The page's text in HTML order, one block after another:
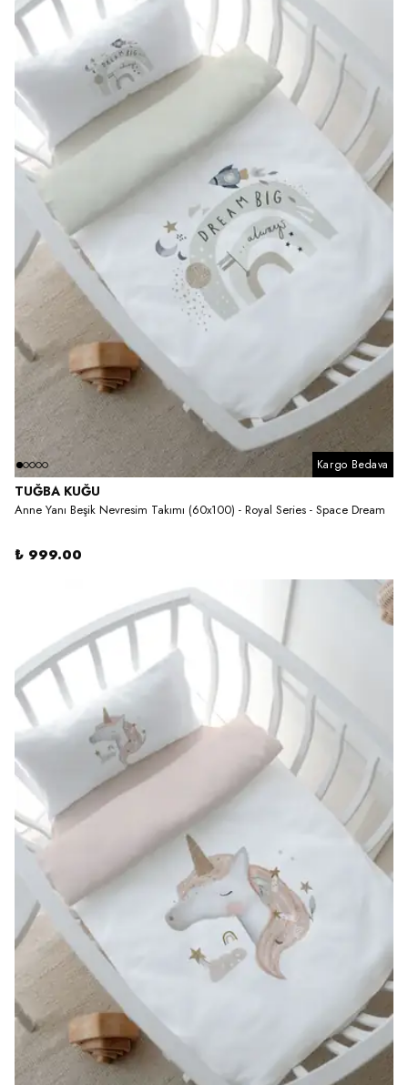
Kargo Bedava
TUĞBA KUĞU
Anne Yanı Beşik Nevresim Takımı (60x100) - Royal Series - Space Dream
₺ 999.00